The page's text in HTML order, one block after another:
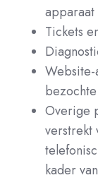
apparaat
Tickets
bezochte
Overige
verstrekt
kader